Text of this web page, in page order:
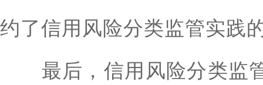
约了信用风险分类监管实践
最后，信用风险分类监管